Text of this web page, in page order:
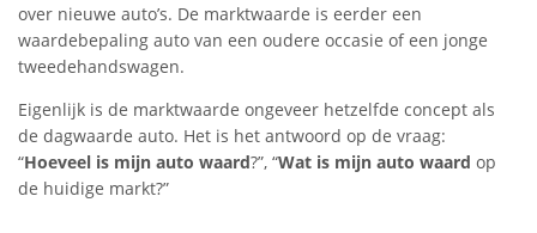
over nieuwe auto’s. De marktwaarde is eerder een
waardebepaling auto van een oudere occasie of een jonge
tweedehandswagen.
Eigenlijk is de marktwaarde ongeveer hetzelfde concept als
de dagwaarde auto. Het is het antwoord op de vraag:
“Hoeveel is mijn auto waard?”, “Wat is mijn auto waard op
de huidige markt?”